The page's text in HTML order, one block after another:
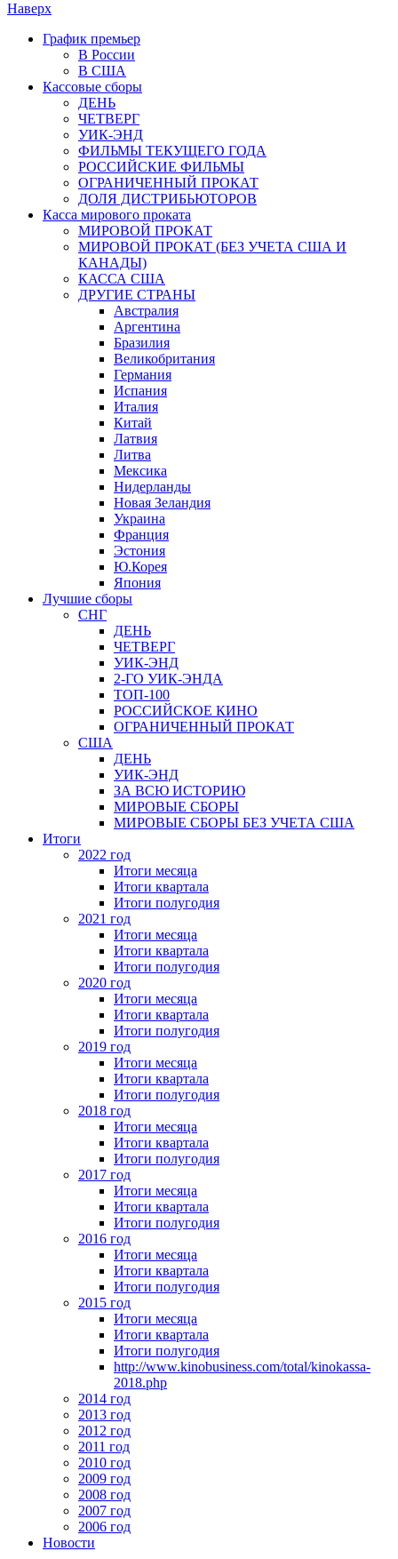
Наверх
График премьер
В России
В США
Кассовые сборы
ДЕНЬ
ЧЕТВЕРГ
УИК-ЭНД
ФИЛЬМЫ ТЕКУЩЕГО ГОДА
РОССИЙСКИЕ ФИЛЬМЫ
ОГРАНИЧЕННЫЙ ПРОКАТ
ДОЛЯ ДИСТРИБЬЮТОРОВ
Касса мирового проката
МИРОВОЙ ПРОКАТ
МИРОВОЙ ПРОКАТ (БЕЗ УЧЕТА США И
КАНАДЫ)
КАССА США
ДРУГИЕ СТРАНЫ
Австралия
Аргентина
Бразилия
Великобритания
Германия
Испания
Италия
Китай
Латвия
Литва
Мексика
Нидерланды
Новая Зеландия
Украина
Франция
Эстония
Ю.Корея
Япония
Лучшие сборы
СНГ
ДЕНЬ
ЧЕТВЕРГ
УИК-ЭНД
2-ГО УИК-ЭНДА
ТОП-100
РОССИЙСКОЕ КИНО
ОГРАНИЧЕННЫЙ ПРОКАТ
США
ДЕНЬ
УИК-ЭНД
ЗА ВСЮ ИСТОРИЮ
МИРОВЫЕ СБОРЫ
МИРОВЫЕ СБОРЫ БЕЗ УЧЕТА США
Итоги
2022 год
Итоги месяца
Итоги квартала
Итоги полугодия
2021 год
Итоги месяца
Итоги квартала
Итоги полугодия
2020 год
Итоги месяца
Итоги квартала
Итоги полугодия
2019 год
Итоги месяца
Итоги квартала
Итоги полугодия
2018 год
Итоги месяца
Итоги квартала
Итоги полугодия
2017 год
Итоги месяца
Итоги квартала
Итоги полугодия
2016 год
Итоги месяца
Итоги квартала
Итоги полугодия
2015 год
Итоги месяца
Итоги квартала
Итоги полугодия
http://www.kinobusiness.com/total/kinokassa-
2018.php
2014 год
2013 год
2012 год
2011 год
2010 год
2009 год
2008 год
2007 год
2006 год
Новости